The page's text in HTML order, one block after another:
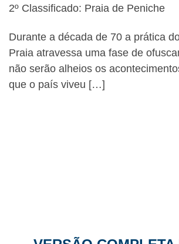
2º Classificado: Praia de Peniche
Durante a década de 70 a prática
Praia atravessa uma fase de
não serão alheios os
que o país viveu […]